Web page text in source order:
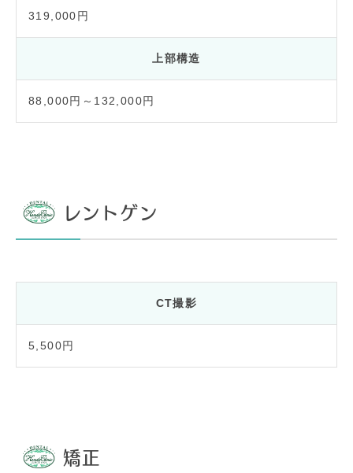
319,000円
上部構造
88,000円～132,000円
レントゲン
CT撮影
5,500円
矯正